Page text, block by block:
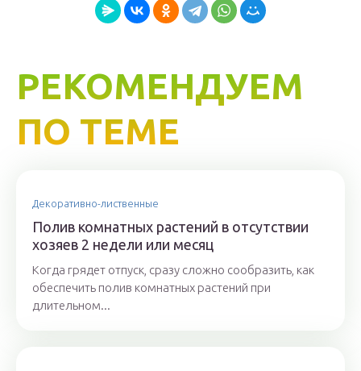
РЕКОМЕНДУЕМ
ПО ТЕМЕ
Декоративно-лиственные
Полив комнатных растений в отсутствии
хозяев 2 недели или месяц
Когда грядет отпуск, сразу сложно сообразить, как
обеспечить полив комнатных растений при
длительном...